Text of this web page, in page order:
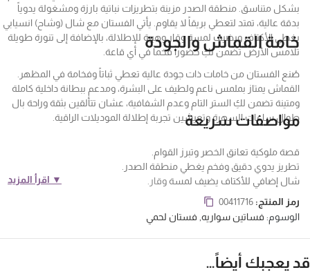
▼ اقرأ المزيد
بشكل متناسق. منطقة الصدر مزينة بتطريزات نباتية بارزة ومشغولة يدوياً
بدقة عالية، تمتد لتعطي بريقاً لا يقاوم. يأتي الفستان مع شال (وشاح) انسيابي
يغطي الأكتاف ويضيف لمسة وقار وهيبة للإطلالة، بالإضافة إلى تنورة طويلة
تلامس الأرض تضمن لكِ حضوراً فخماً في أي قاعة.
خامة القماش والجودة
صُنع الفستان من خامات ذات جودة عالية تعطي ثباتاً وفخامة في المظهر.
القماش يمتاز بملمس ناعم ولطيف على البشرة، ومدعم ببطانة داخلية كاملة
ومتينة تضمن لكِ الستر التام وعدم الشفافية، عشان تتألقين بثقة وراحة بال
طوال ساعات السهرة وتعيشين تجربة إطلالة الموديلات الراقية.
مواصفات سريعة
قصة ملوكية تعانق الخصر وتبرز القوام.
تطريز يدوي دقيق وفخم يغطي منطقة الصدر.
شال إضافي للأكتاف يضيف لمسة وقار.
خامة فاخرة ببطانة كاملة تضمن الستر والراحة.
رمز المنتج:00411716
الوسوم:فساتين سواريه, فستان لحمي
يعجبك أيضاً…